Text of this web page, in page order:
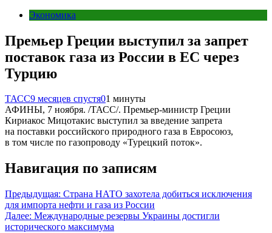
Экономика
Премьер Греции выступил за запрет
поставок газа из России в ЕС через
Турцию
ТАСС9 месяцев спустя01 минуты
АФИНЫ, 7 ноября. /ТАСС/. Премьер-министр Греции
Кириакос Мицотакис выступил за введение запрета
на поставки российского природного газа в Евросоюз,
в том числе по газопроводу «Турецкий поток».
Навигация по записям
Предыдущая: Страна НАТО захотела добиться исключения
для импорта нефти и газа из России
Далее: Международные резервы Украины достигли
исторического максимума